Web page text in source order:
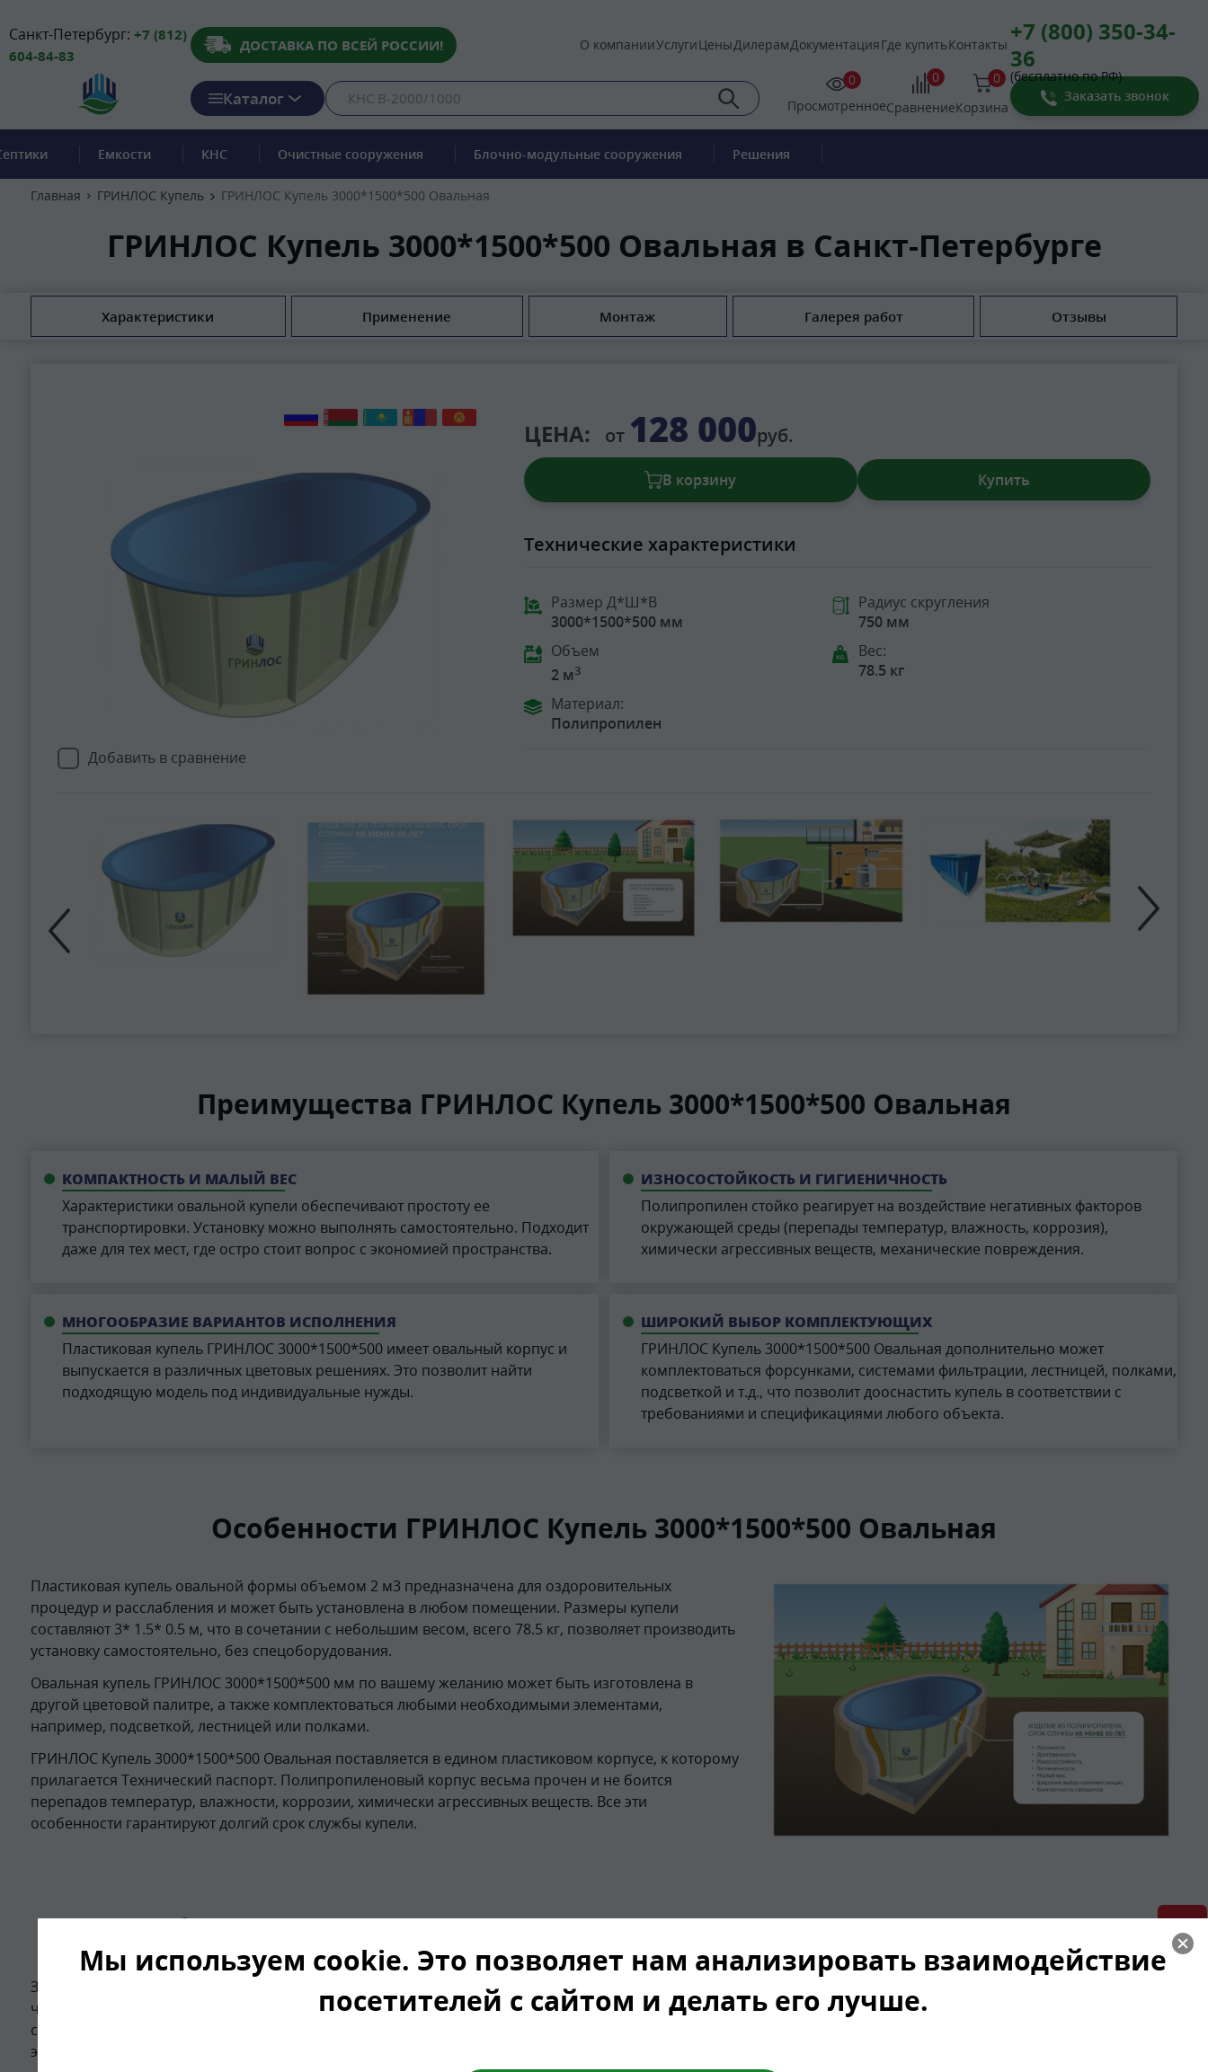
Санкт-Петербург: +7 (812)
604-84-83
ДОСТАВКА ПО ВСЕЙ РОССИИ! О компанииУслугиЦеныДилерамДокументацияГде купитьКонтакты +7 (800) 350-34-
36
(бесплатно по РФ)
Каталог
0
Просмотренное
0
Сравнение
0
Корзина
Заказать звонок
Емкости КНС Очистные сооружения Блочно-модульные сооружения Решения
Главная ГРИНЛОС Купель ГРИНЛОС Купель 3000*1500*500 Овальная
ГРИНЛОС Купель 3000*1500*500 Овальная в Санкт-Петербурге
Характеристики Применение Монтаж Галерея работ Отзывы
Добавить в сравнение
ЦЕНА: от 128 000руб.
В корзину Купить
Технические характеристики
Размер Д*Ш*В
3000*1500*500 мм
Радиус скругления
750 мм
Объем
2 м3
Вес:
78.5 кг
Материал:
Полипропилен
Преимущества ГРИНЛОС Купель 3000*1500*500 Овальная
КОМПАКТНОСТЬ И МАЛЫЙ ВЕС
Характеристики овальной купели обеспечивают простоту ее
транспортировки. Установку можно выполнять самостоятельно. Подходит
даже для тех мест, где остро стоит вопрос с экономией пространства.
ИЗНОСОСТОЙКОСТЬ И ГИГИЕНИЧНОСТЬ
Полипропилен стойко реагирует на воздействие негативных факторов
окружающей среды (перепады температур, влажность, коррозия),
химически агрессивных веществ, механические повреждения.
МНОГООБРАЗИЕ ВАРИАНТОВ ИСПОЛНЕНИЯ
Пластиковая купель ГРИНЛОС 3000*1500*500 имеет овальный корпус и
выпускается в различных цветовых решениях. Это позволит найти
подходящую модель под индивидуальные нужды.
ШИРОКИЙ ВЫБОР КОМПЛЕКТУЮЩИХ
ГРИНЛОС Купель 3000*1500*500 Овальная дополнительно может
комплектоваться форсунками, системами фильтрации, лестницей, полками,
подсветкой и т.д., что позволит дооснастить купель в соответствии с
требованиями и спецификациями любого объекта.
Особенности ГРИНЛОС Купель 3000*1500*500 Овальная
Пластиковая купель овальной формы объемом 2 м3 предназначена для оздоровительных
процедур и расслабления и может быть установлена в любом помещении. Размеры купели
составляют 3* 1.5* 0.5 м, что в сочетании с небольшим весом, всего 78.5 кг, позволяет производить
установку самостоятельно, без спецоборудования.
Овальная купель ГРИНЛОС 3000*1500*500 мм по вашему желанию может быть изготовлена в
другой цветовой палитре, а также комплектоваться любыми необходимыми элементами,
например, подсветкой, лестницей или полками.
ГРИНЛОС Купель 3000*1500*500 Овальная поставляется в едином пластиковом корпусе, к которому
прилагается Технический паспорт. Полипропиленовый корпус весьма прочен и не боится
перепадов температур, влажности, коррозии, химически агрессивных веществ. Все эти
особенности гарантируют долгий срок службы купели.
Области применения ГРИНЛОС Купель 3000*1500*500 Овальная
За счет разницы температуры, при проведении процедур в овальной купели ГРИНЛОС 3* 1.5* 0.5 м удается достичь эффективного воздействия на организм
человека. Проведение таких процедур способствует улучшению обмена веществ, происходит общее улучшение состояния организма. Показатели сердечно-
сосудистой системы и дыхательной значительно улучшаются. С помощью специальных процедур, удается снять негативные последствия от стресса и получить
эффект омоложения в целом.
Мы используем cookie. Это позволяет нам анализировать взаимодействие
посетителей с сайтом и делать его лучше.